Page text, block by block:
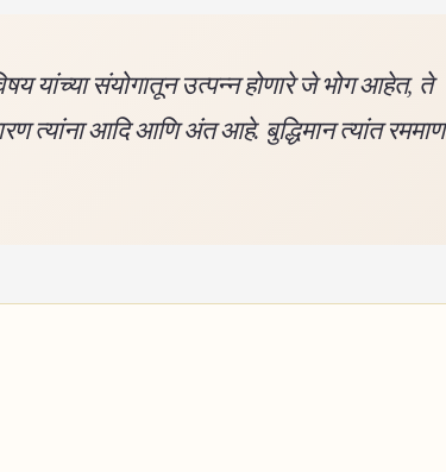
यांच्या संयोगातून उत्पन्न होणारे जे भोग आहेत, ते
त्यांना आदि आणि अंत आहे. बुद्धिमान त्यांत रममाण